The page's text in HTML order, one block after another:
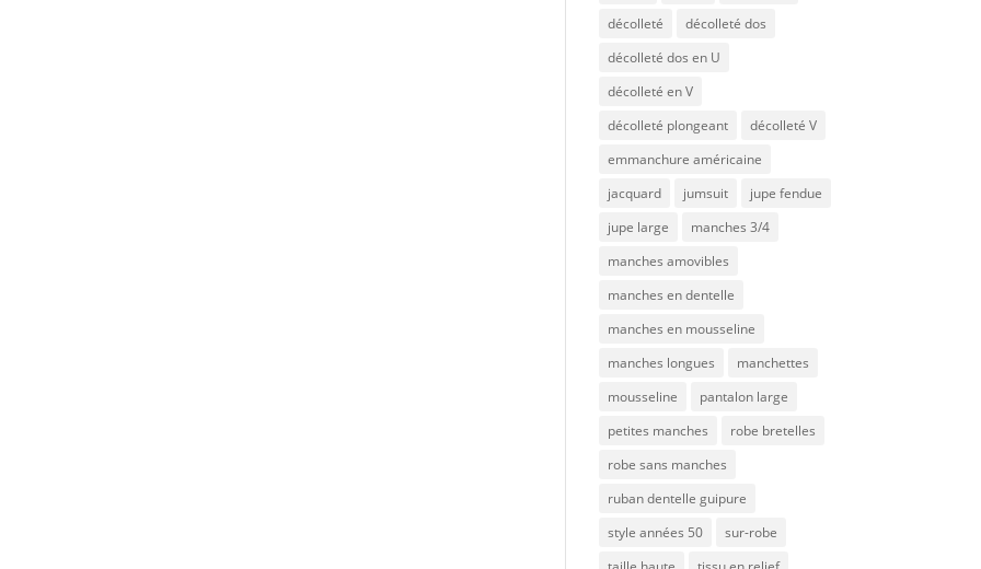
décolleté
décolleté dos
décolleté dos en U
décolleté en V
décolleté plongeant
décolleté V
emmanchure américaine
jacquard
jumsuit
jupe fendue
jupe large
manches 3/4
manches amovibles
manches en dentelle
manches en mousseline
manches longues
manchettes
mousseline
pantalon large
petites manches
robe bretelles
robe sans manches
ruban dentelle guipure
style années 50
sur-robe